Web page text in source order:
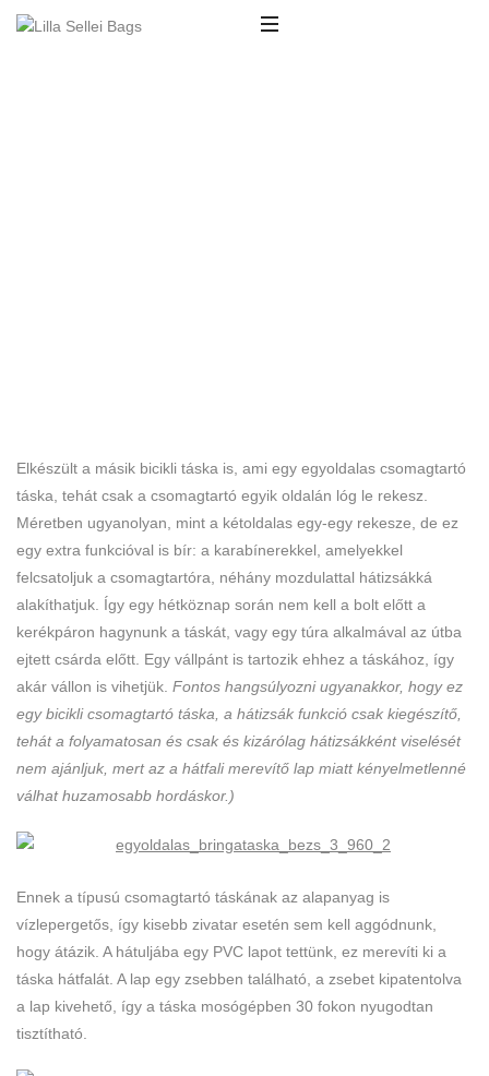
Elkészült a másik bicikli táska is, ami egy egyoldalas csomagtartó
táska, tehát csak a csomagtartó egyik oldalán lóg le rekesz.
Méretben ugyanolyan, mint a kétoldalas egy-egy rekesze, de ez
egy extra funkcióval is bír: a karabínerekkel, amelyekkel
felcsatoljuk a csomagtartóra, néhány mozdulattal hátizsákká
alakíthatjuk. Így egy hétköznap során nem kell a bolt előtt a
kerékpáron hagynunk a táskát, vagy egy túra alkalmával az útba
ejtett csárda előtt. Egy vállpánt is tartozik ehhez a táskához, így
akár vállon is vihetjük. Fontos hangsúlyozni ugyanakkor, hogy ez
egy bicikli csomagtartó táska, a hátizsák funkció csak kiegészítő,
tehát a folyamatosan és csak és kizárólag hátizsákként viselését
nem ajánljuk, mert az a hátfali merevítő lap miatt kényelmetlenné
válhat huzamosabb hordáskor.)
Ennek a típusú csomagtartó táskának az alapanyag is
vízlepergetős, így kisebb zivatar esetén sem kell aggódnunk,
hogy átázik. A hátuljába egy PVC lapot tettünk, ez merevíti ki a
táska hátfalát. A lap egy zsebben található, a zsebet kipatentolva
a lap kivehető, így a táska mosógépben 30 fokon nyugodtan
tisztítható.